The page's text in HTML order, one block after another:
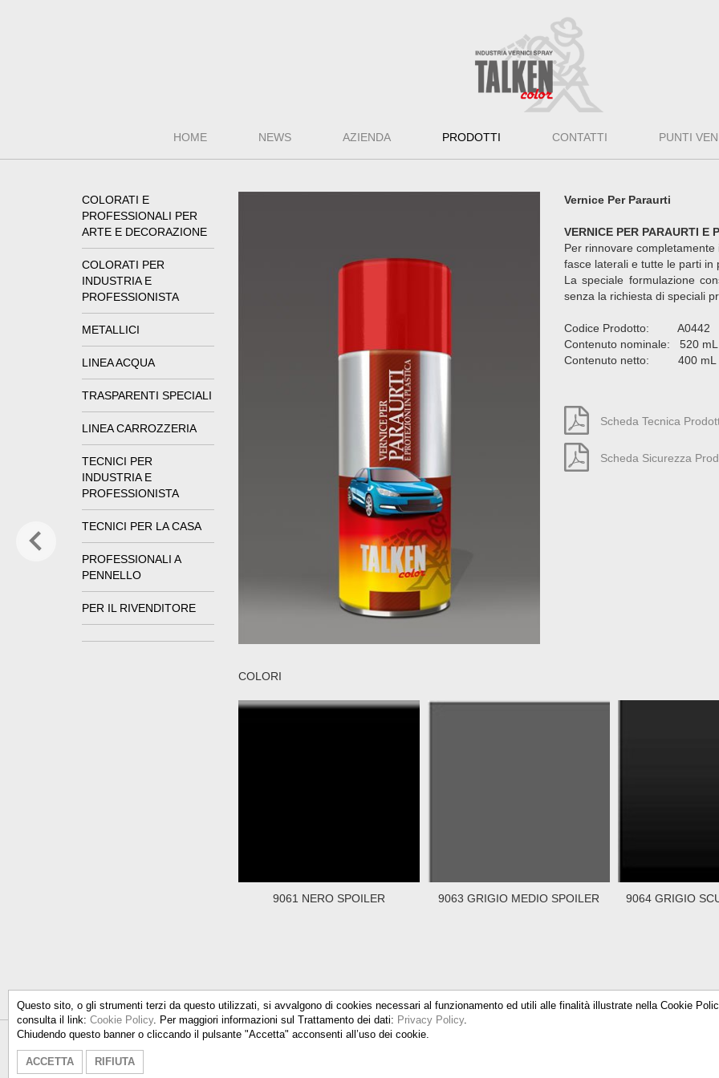
HOME NEWS AZIENDA PRODOTTI CONTATTI PUNTI
COLORATI E
PROFESSIONALI PER
ARTE E DECORAZIONE
COLORATI PER
INDUSTRIA E
PROFESSIONISTA
METALLICI
LINEA ACQUA
TRASPARENTI SPECIALI
LINEA CARROZZERIA
TECNICI PER
INDUSTRIA E
PROFESSIONISTA
TECNICI PER LA CASA
PROFESSIONALI A
PENNELLO
PER IL RIVENDITORE
Vernice Per Paraurti
VERNICE PER PARAURTI E
Per rinnovare
fasce laterali e tutte le parti in
La speciale formulazione
senza la richiesta di speciali
Codice Prodotto: A0442
Contenuto nominale: 520 mL
Contenuto netto: 400 mL
Scheda Tecnica
Scheda Sicurezza
COLORI
9061 NERO SPOILER 9063 GRIGIO MEDIO SPOILER 9064 GRIGIO
Questo sito, o gli strumenti terzi da questo utilizzati, si avvalgono di cookies necessari al funzionamento ed utili alle finalità illustrate nella Cookie
consulta il link: Cookie Policy. Per maggiori informazioni sul Trattamento dei dati: Privacy Policy.
Chiudendo questo banner o cliccando il pulsante "Accetta" acconsenti all’uso dei cookie.
ACCETTA RIFIUTA